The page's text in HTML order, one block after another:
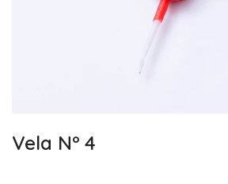
Vela Nº 4